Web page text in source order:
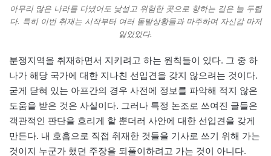
아무리 많은 나라를 다녔어도 낯설고 위험한 곳으로 향하는 길은 늘 두렵
다. 특히 이번 취재는 시작부터 여러 돌발상황들과 마주하며 자신감 마저
잃었었다.
분쟁지역을 취재하면서 지키려고 하는 원칙들이 있다. 그 중 하
나가 해당 국가에 대한 지나친 선입견을 갖지 않으려는 것이다.
굳게 닫혀 있는 아프간의 경우 사전에 정보를 파악해 적지 않은
도움을 받은 것은 사실이다. 그러나 특정 논조로 쓰여진 글들은
객관적인 판단을 흐리게 할 뿐더러 사안에 대한 선입견을 갖게
만든다. 내 호흡으로 직접 취재한 것들을 기사로 쓰기 위해 가는
것이지 누군가 했던 주장을 되풀이하려고 가는 것이 아니다.